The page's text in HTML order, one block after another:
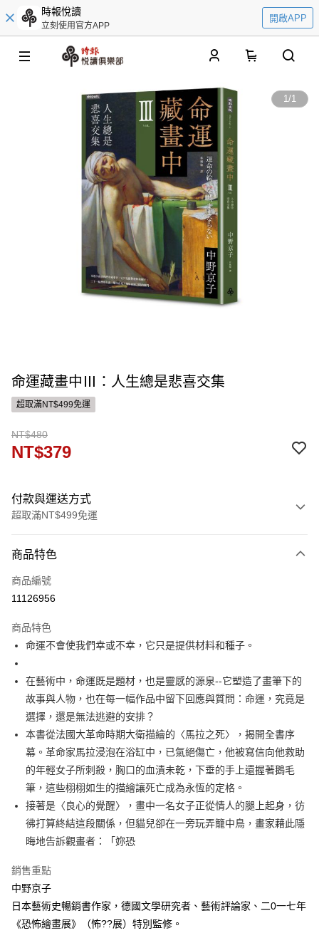
時報悅讀
立刻使用官方APP
開啟APP
1/1
命運藏畫中Ⅲ：人生總是悲喜交集
超取滿NT$499免運
NT$480
NT$379
付款與運送方式
超取滿NT$499免運
信用卡一次付款
運送方式
付款後全家取貨
每筆NT$60，滿NT$499(含以上)免運費
付款後7-11取貨
每筆NT$60，滿NT$499(含以上)免運費
宅配
每筆NT$100，滿NT$499(含以上)免運費
商品特色
商品編號
11126956
商品特色
命運不會使我們幸或不幸，它只是提供材料和種子。
在藝術中，命運既是題材，也是靈感的源泉--它塑造了畫筆下的
故事與人物，也在每一幅作品中留下回應與質問：命運，究竟是
選擇，還是無法逃避的安排？
本書從法國大革命時期大衛描繪的〈馬拉之死〉，揭開全書序
幕。革命家馬拉浸泡在浴缸中，已氣絕傷亡，他被寫信向他救助
的年輕女子所刺殺，胸口的血漬未乾，下垂的手上還握著鵝毛
筆，這些栩栩如生的描繪讓死亡成為永恆的定格。
接著是〈良心的覺醒〉，畫中一名女子正從情人的腿上起身，彷
彿打算終結這段關係，但貓兒卻在一旁玩弄籠中鳥，畫家藉此隱
晦地告訴觀畫者：「妳恐
銷售重點
中野京子
日本藝術史暢銷書作家，德國文學研究者、藝術評論家、二0一七年
《恐怖繪畫展》（怖??展）特別監修。